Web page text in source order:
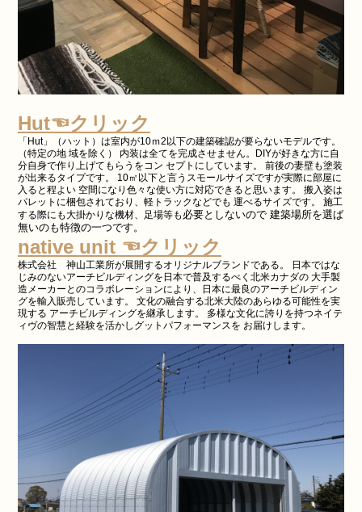
Hut☜クリック
「Hut」（ハット）は室内が10ｍ2以下の建築確認が要らないモデルです。
（特定の地 域を除く） 内装は全てを完成させません。DIYが好きな方に自
分自身で作り上げてもらうをコン セプトにしています。 前後の妻壁も塗装
が出来るタイプです。 10㎡以下と言うスモールサイズですが実際に部屋に
入ると程よい 空間になり色々な使い方に対応できると思います。 搬入姿は
パレットに梱包されており、軽トラックなどでも 運べるサイズです。 施工
する際にも大掛かりな機材、足場等も 必要としないので 建築場所を選ば
無いのも特徴の一つです。
native unit ☜クリック
株式会社 神山工業所が展開するオリジナルブランドである。 日本ではな
じみのないアーチビルディングを日本で普及するべく北米カナダの 大手製
造メーカーとのコラボレーションにより、日本に最良のアーチビルディン
グを輸入販売しています。 文化の融合する北米大陸のあらゆる可能性を実
現する アーチビルディングを継承します。 多様な文化に誇りを持つネイテ
ィヴの智慧と経験を活かしグットパフォーマンスを お届けします。